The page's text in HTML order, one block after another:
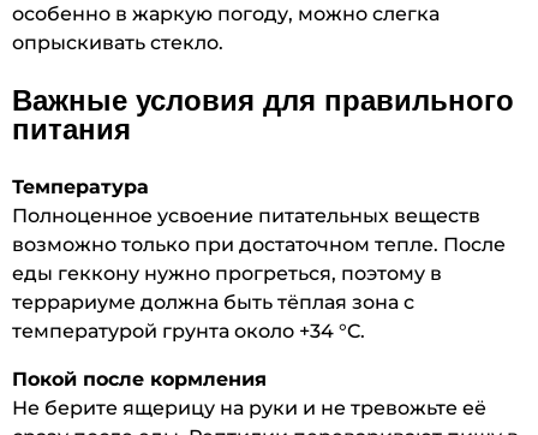
особенно в жаркую погоду, можно слегка
опрыскивать стекло.
Важные условия для правильного
питания
Температура
Полноценное усвоение питательных веществ
возможно только при достаточном тепле. После
еды геккону нужно прогреться, поэтому в
террариуме должна быть тёплая зона с
температурой грунта около +34 °C.
Покой после кормления
Не берите ящерицу на руки и не тревожьте её